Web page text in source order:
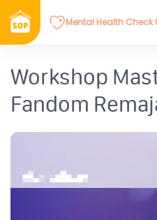
Mental Health Check
Workshop
Fandom